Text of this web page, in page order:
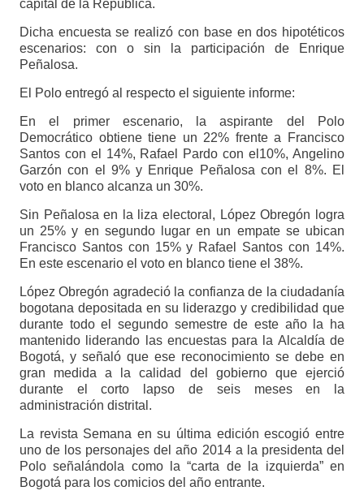
capital de la República.
Dicha encuesta se realizó con base en dos hipotéticos
escenarios: con o sin la participación de Enrique
Peñalosa.
El Polo entregó al respecto el siguiente informe:
En el primer escenario, la aspirante del Polo
Democrático obtiene tiene un 22% frente a Francisco
Santos con el 14%, Rafael Pardo con el10%, Angelino
Garzón con el 9% y Enrique Peñalosa con el 8%. El
voto en blanco alcanza un 30%.
Sin Peñalosa en la liza electoral, López Obregón logra
un 25% y en segundo lugar en un empate se ubican
Francisco Santos con 15% y Rafael Santos con 14%.
En este escenario el voto en blanco tiene el 38%.
López Obregón agradeció la confianza de la ciudadanía
bogotana depositada en su liderazgo y credibilidad que
durante todo el segundo semestre de este año la ha
mantenido liderando las encuestas para la Alcaldía de
Bogotá, y señaló que ese reconocimiento se debe en
gran medida a la calidad del gobierno que ejerció
durante el corto lapso de seis meses en la
administración distrital.
La revista Semana en su última edición escogió entre
uno de los personajes del año 2014 a la presidenta del
Polo señalándola como la “carta de la izquierda” en
Bogotá para los comicios del año entrante.